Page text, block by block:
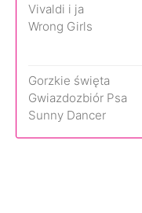
Vivaldi i ja
Wrong Girls
Gorzkie święta
Gwiazdozbiór Psa
Sunny Dancer